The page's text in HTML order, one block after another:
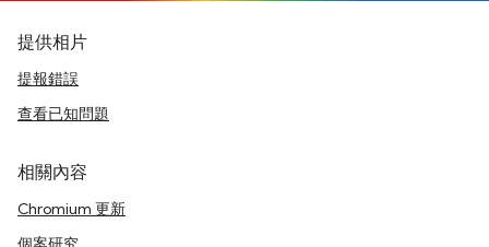
提供相片
提報錯誤
查看已知問題
相關內容
Chromium 更新